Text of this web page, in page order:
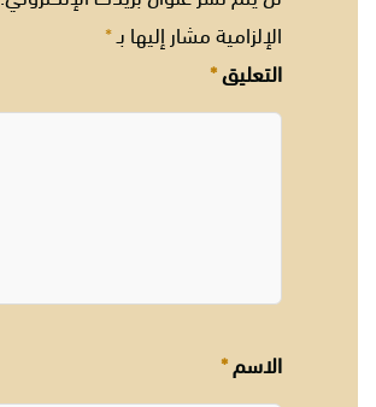
الإلزامية مشار إليها بـ*
التعليق*
الاسم*